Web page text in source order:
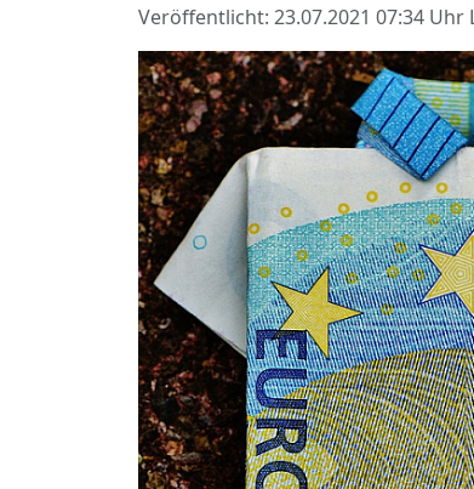
Veröffentlicht: 23.07.2021 07:34 Uhr